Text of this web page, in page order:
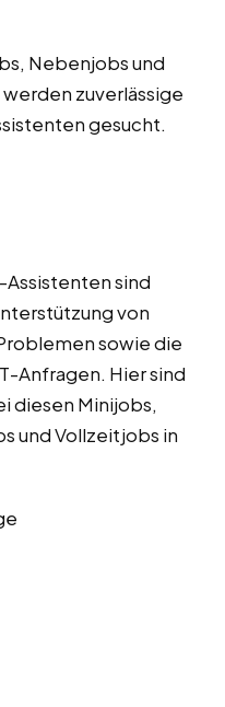
Nebenjobs und
zuverlässige
gesucht.
sind
von
sowie die
Anfragen. Hier sind
diesen Minijobs,
und Vollzeitjobs in